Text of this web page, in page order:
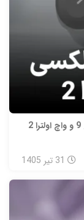
فاش شدن مشخصات نهایی و قیمت گلکسی واچ 9 و واچ اولترا 2
31 تیر 1405